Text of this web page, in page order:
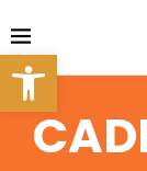
Barra